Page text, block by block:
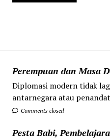
Perempuan dan Masa
Diplomasi modern tidak
antarnegara atau
Comments closed
Pesta Babi,